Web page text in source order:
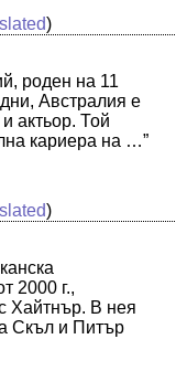
)
роден на 11
Австралия е
актьор. Той
кариера на …”
)
2000 г.,
Хайтнър. В нея
Скъл и Питър